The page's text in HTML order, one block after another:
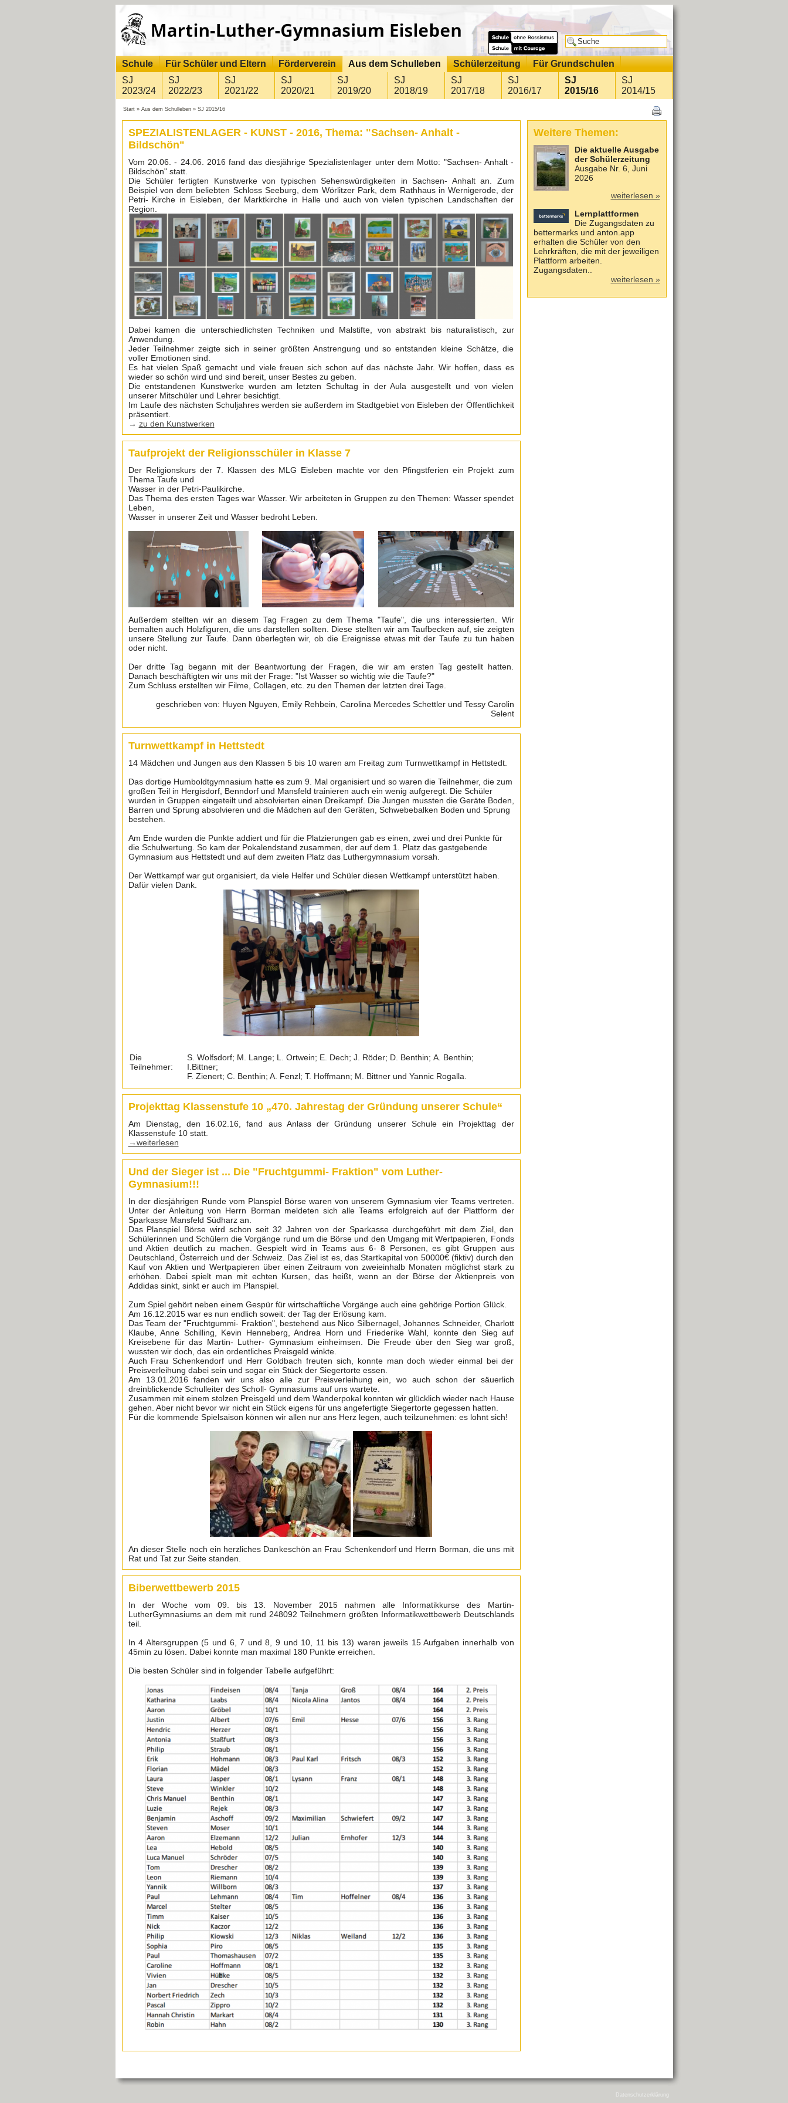
Schule Für Schüler und Eltern Förderverein Aus dem Schulleben Schülerzeitung
Für Grundschulen
SJ
2023/24
SJ
2022/23
SJ
2021/22
SJ
2020/21
SJ
2019/20
SJ
2018/19
SJ
2017/18
SJ
2016/17
SJ
2015/16
SJ
2014/15
Start» Aus dem Schulleben» SJ 2015/16
Weitere Themen:
Die aktuelle Ausgabe
der Schülerzeitung
Ausgabe Nr. 6, Juni
2026
weiterlesen »
Lernplattformen
Die Zugangsdaten zu
bettermarks und anton.app
erhalten die Schüler von den
Lehrkräften, die mit der jeweiligen
Plattform arbeiten.
Zugangsdaten..
weiterlesen »
SPEZIALISTENLAGER - KUNST - 2016, Thema: "Sachsen- Anhalt -
Bildschön"
Vom 20.06. - 24.06. 2016 fand das diesjährige Spezialistenlager unter dem Motto: "Sachsen- Anhalt -
Bildschön" statt.
Die Schüler fertigten Kunstwerke von typischen Sehenswürdigkeiten in Sachsen- Anhalt an. Zum
Beispiel von dem beliebten Schloss Seeburg, dem Wörlitzer Park, dem Rathhaus in Wernigerode, der
Petri- Kirche in Eisleben, der Marktkirche in Halle und auch von vielen typischen Landschaften der
Region.
Dabei kamen die unterschiedlichsten Techniken und Malstifte, von abstrakt bis naturalistisch, zur
Anwendung.
Jeder Teilnehmer zeigte sich in seiner größten Anstrengung und so entstanden kleine Schätze, die
voller Emotionen sind.
Es hat vielen Spaß gemacht und viele freuen sich schon auf das nächste Jahr. Wir hoffen, dass es
wieder so schön wird und sind bereit, unser Bestes zu geben.
Die entstandenen Kunstwerke wurden am letzten Schultag in der Aula ausgestellt und von vielen
unserer Mitschüler und Lehrer besichtigt.
Im Laufe des nächsten Schuljahres werden sie außerdem im Stadtgebiet von Eisleben der Öffentlichkeit
präsentiert.
→ zu den Kunstwerken
Taufprojekt der Religionsschüler in Klasse 7
Der Religionskurs der 7. Klassen des MLG Eisleben machte vor den Pfingstferien ein Projekt zum
Thema Taufe und
Wasser in der Petri-Paulikirche.
Das Thema des ersten Tages war Wasser. Wir arbeiteten in Gruppen zu den Themen: Wasser spendet
Leben,
Wasser in unserer Zeit und Wasser bedroht Leben.
Außerdem stellten wir an diesem Tag Fragen zu dem Thema "Taufe", die uns interessierten. Wir
bemalten auch Holzfiguren, die uns darstellen sollten. Diese stellten wir am Taufbecken auf, sie zeigten
unsere Stellung zur Taufe. Dann überlegten wir, ob die Ereignisse etwas mit der Taufe zu tun haben
oder nicht.
Der dritte Tag begann mit der Beantwortung der Fragen, die wir am ersten Tag gestellt hatten.
Danach beschäftigten wir uns mit der Frage: "Ist Wasser so wichtig wie die Taufe?"
Zum Schluss erstellten wir Filme, Collagen, etc. zu den Themen der letzten drei Tage.
geschrieben von: Huyen Nguyen, Emily Rehbein, Carolina Mercedes Schettler und Tessy Carolin
Selent
Turnwettkampf in Hettstedt
14 Mädchen und Jungen aus den Klassen 5 bis 10 waren am Freitag zum Turnwettkampf in Hettstedt.
Das dortige Humboldtgymnasium hatte es zum 9. Mal organisiert und so waren die Teilnehmer, die zum
großen Teil in Hergisdorf, Benndorf und Mansfeld trainieren auch ein wenig aufgeregt. Die Schüler
wurden in Gruppen eingeteilt und absolvierten einen Dreikampf. Die Jungen mussten die Geräte Boden,
Barren und Sprung absolvieren und die Mädchen auf den Geräten, Schwebebalken Boden und Sprung
bestehen.
Am Ende wurden die Punkte addiert und für die Platzierungen gab es einen, zwei und drei Punkte für
die Schulwertung. So kam der Pokalendstand zusammen, der auf dem 1. Platz das gastgebende
Gymnasium aus Hettstedt und auf dem zweiten Platz das Luthergymnasium vorsah.
Der Wettkampf war gut organisiert, da viele Helfer und Schüler diesen Wettkampf unterstützt haben.
Dafür vielen Dank.
Die
Teilnehmer:
S. Wolfsdorf; M. Lange; L. Ortwein; E. Dech; J. Röder; D. Benthin; A. Benthin;
I.Bittner;
F. Zienert; C. Benthin; A. Fenzl; T. Hoffmann; M. Bittner und Yannic Rogalla.
Projekttag Klassenstufe 10 „470. Jahrestag der Gründung unserer Schule“
Am Dienstag, den 16.02.16, fand aus Anlass der Gründung unserer Schule ein Projekttag der
Klassenstufe 10 statt.
→weiterlesen
Und der Sieger ist ... Die "Fruchtgummi- Fraktion" vom Luther-
Gymnasium!!!
In der diesjährigen Runde vom Planspiel Börse waren von unserem Gymnasium vier Teams vertreten.
Unter der Anleitung von Herrn Borman meldeten sich alle Teams erfolgreich auf der Plattform der
Sparkasse Mansfeld Südharz an.
Das Planspiel Börse wird schon seit 32 Jahren von der Sparkasse durchgeführt mit dem Ziel, den
Schülerinnen und Schülern die Vorgänge rund um die Börse und den Umgang mit Wertpapieren, Fonds
und Aktien deutlich zu machen. Gespielt wird in Teams aus 6- 8 Personen, es gibt Gruppen aus
Deutschland, Österreich und der Schweiz. Das Ziel ist es, das Startkapital von 50000€ (fiktiv) durch den
Kauf von Aktien und Wertpapieren über einen Zeitraum von zweieinhalb Monaten möglichst stark zu
erhöhen. Dabei spielt man mit echten Kursen, das heißt, wenn an der Börse der Aktienpreis von
Addidas sinkt, sinkt er auch im Planspiel.
Zum Spiel gehört neben einem Gespür für wirtschaftliche Vorgänge auch eine gehörige Portion Glück.
Am 16.12.2015 war es nun endlich soweit: der Tag der Erlösung kam.
Das Team der "Fruchtgummi- Fraktion", bestehend aus Nico Silbernagel, Johannes Schneider, Charlott
Klaube, Anne Schilling, Kevin Henneberg, Andrea Horn und Friederike Wahl, konnte den Sieg auf
Kreisebene für das Martin- Luther- Gymnasium einheimsen. Die Freude über den Sieg war groß,
wussten wir doch, das ein ordentliches Preisgeld winkte.
Auch Frau Schenkendorf und Herr Goldbach freuten sich, konnte man doch wieder einmal bei der
Preisverleihung dabei sein und sogar ein Stück der Siegertorte essen.
Am 13.01.2016 fanden wir uns also alle zur Preisverleihung ein, wo auch schon der säuerlich
dreinblickende Schulleiter des Scholl- Gymnasiums auf uns wartete.
Zusammen mit einem stolzen Preisgeld und dem Wanderpokal konnten wir glücklich wieder nach Hause
gehen. Aber nicht bevor wir nicht ein Stück eigens für uns angefertigte Siegertorte gegessen hatten.
Für die kommende Spielsaison können wir allen nur ans Herz legen, auch teilzunehmen: es lohnt sich!
An dieser Stelle noch ein herzliches Dankeschön an Frau Schenkendorf und Herrn Borman, die uns mit
Rat und Tat zur Seite standen.
Biberwettbewerb 2015
In der Woche vom 09. bis 13. November 2015 nahmen alle Informatikkurse des Martin-
LutherGymnasiums an dem mit rund 248092 Teilnehmern größten Informatikwettbewerb Deutschlands
teil.
In 4 Altersgruppen (5 und 6, 7 und 8, 9 und 10, 11 bis 13) waren jeweils 15 Aufgaben innerhalb von
45min zu lösen. Dabei konnte man maximal 180 Punkte erreichen.
Die besten Schüler sind in folgender Tabelle aufgeführt:
Datenschutzerklärung